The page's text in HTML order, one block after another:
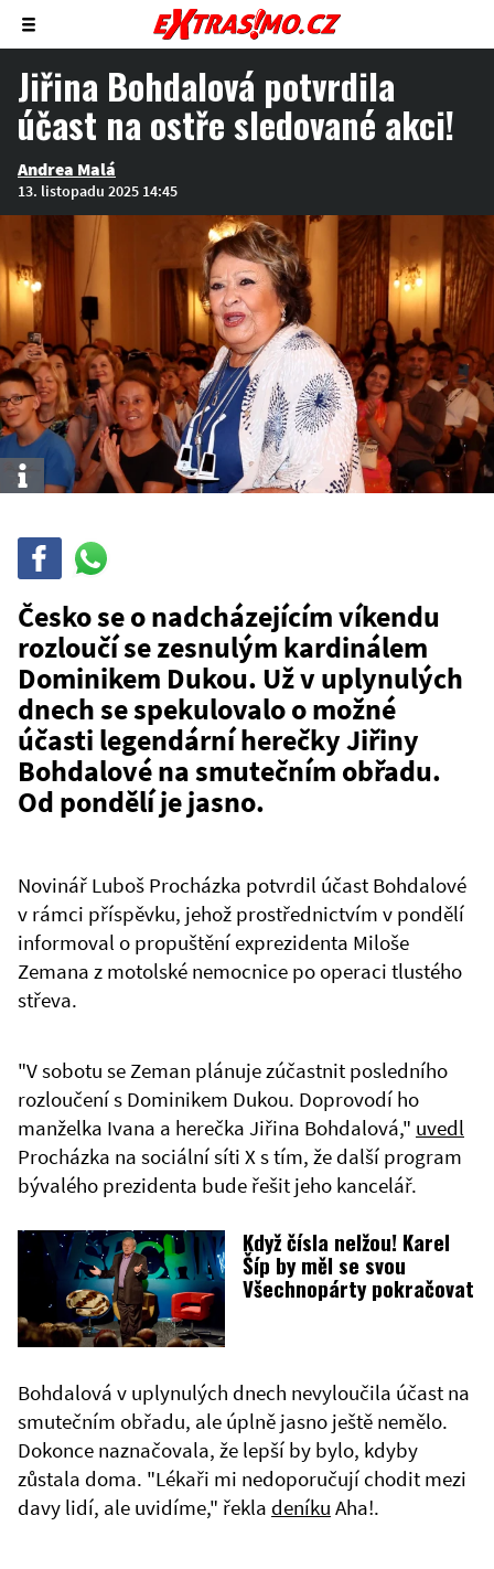
Zobrazit/skrýt
menu
Jiřina Bohdalová potvrdila
účast na ostře sledované akci!
Andrea Malá
13. listopadu 2025 14:45
Info
Sdílej
WhatsAppu
Česko se o nadcházejícím víkendu
rozloučí se zesnulým kardinálem
Dominikem Dukou. Už v uplynulých
dnech se spekulovalo o možné
účasti legendární herečky Jiřiny
Bohdalové na smutečním obřadu.
Od pondělí je jasno.
Novinář Luboš Procházka potvrdil účast Bohdalové
v rámci příspěvku, jehož prostřednictvím v pondělí
informoval o propuštění exprezidenta Miloše
Zemana z motolské nemocnice po operaci tlustého
střeva.
"V sobotu se Zeman plánuje zúčastnit posledního
rozloučení s Dominikem Dukou. Doprovodí ho
manželka Ivana a herečka Jiřina Bohdalová," uvedl
Procházka na sociální síti X s tím, že další program
bývalého prezidenta bude řešit jeho kancelář.
Když čísla nelžou! Karel
Šíp by měl se svou
Všechnopárty pokračovat
Bohdalová v uplynulých dnech nevyloučila účast na
smutečním obřadu, ale úplně jasno ještě nemělo.
Dokonce naznačovala, že lepší by bylo, kdyby
zůstala doma. "Lékaři mi nedoporučují chodit mezi
davy lidí, ale uvidíme," řekla deníku Aha!.